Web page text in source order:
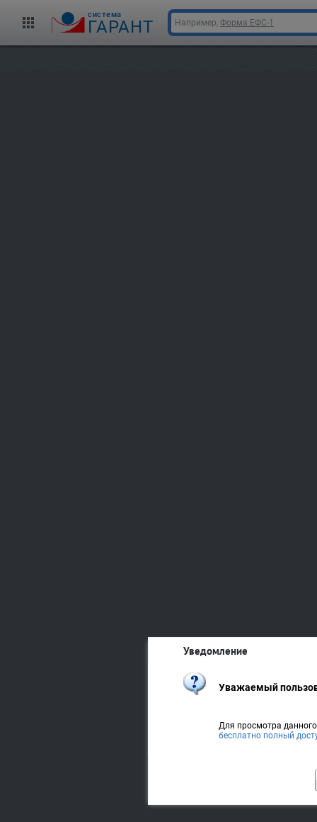
cистема
ГАРАНТ Например, Форма ЕФС-1
Уведомление
Уважаемый
Для просмотра
бесплатно полный